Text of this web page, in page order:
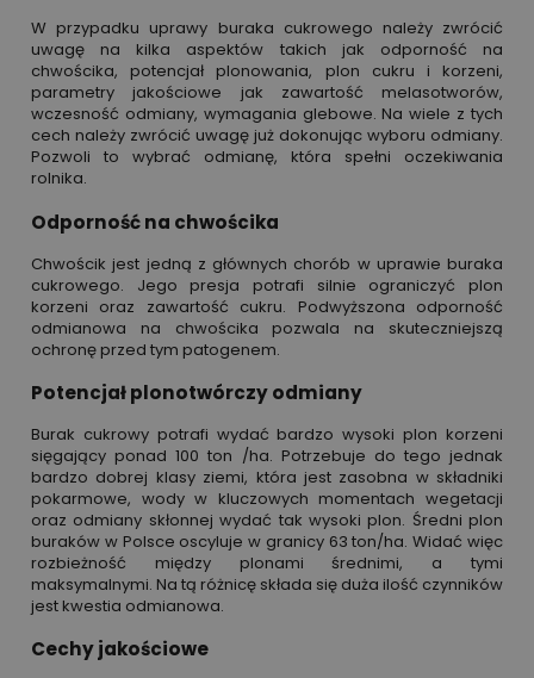
W przypadku uprawy buraka cukrowego należy zwrócić
uwagę na kilka aspektów takich jak odporność na
chwościka, potencjał plonowania, plon cukru i korzeni,
parametry jakościowe jak zawartość melasotworów,
wczesność odmiany, wymagania glebowe. Na wiele z tych
cech należy zwrócić uwagę już dokonując wyboru odmiany.
Pozwoli to wybrać odmianę, która spełni oczekiwania
rolnika.
Odporność na chwościka
Chwościk jest jedną z głównych chorób w uprawie buraka
cukrowego. Jego presja potrafi silnie ograniczyć plon
korzeni oraz zawartość cukru. Podwyższona odporność
odmianowa na chwościka pozwala na skuteczniejszą
ochronę przed tym patogenem.
Potencjał plonotwórczy odmiany
Burak cukrowy potrafi wydać bardzo wysoki plon korzeni
sięgający ponad 100 ton /ha. Potrzebuje do tego jednak
bardzo dobrej klasy ziemi, która jest zasobna w składniki
pokarmowe, wody w kluczowych momentach wegetacji
oraz odmiany skłonnej wydać tak wysoki plon. Średni plon
buraków w Polsce oscyluje w granicy 63 ton/ha. Widać więc
rozbieżność między plonami średnimi, a tymi
maksymalnymi. Na tą różnicę składa się duża ilość czynników
jest kwestia odmianowa.
Cechy jakościowe